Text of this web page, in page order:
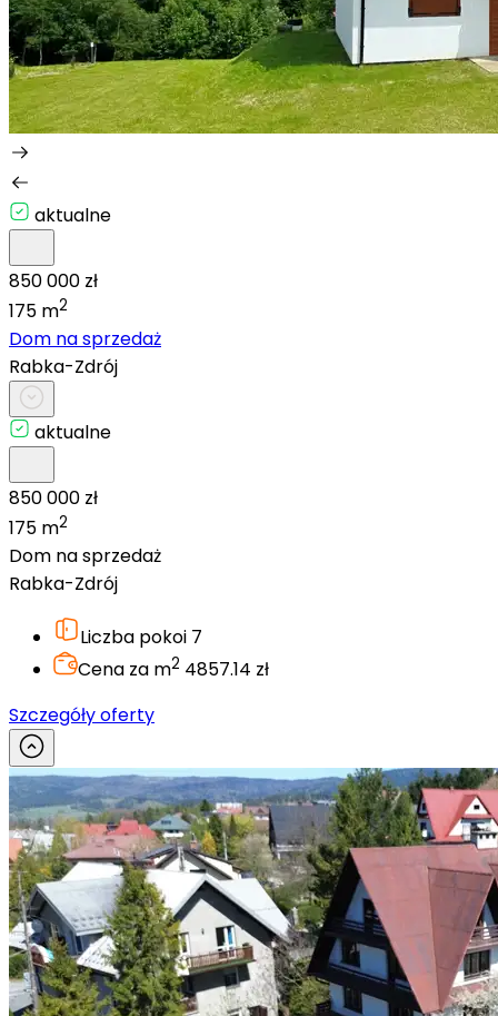
aktualne
850 000 zł
175 m2
Dom na sprzedaż
Rabka-Zdrój
aktualne
850 000 zł
175 m2
Dom na sprzedaż
Rabka-Zdrój
Liczba pokoi 7
Cena za m2 4857.14 zł
Szczegóły oferty